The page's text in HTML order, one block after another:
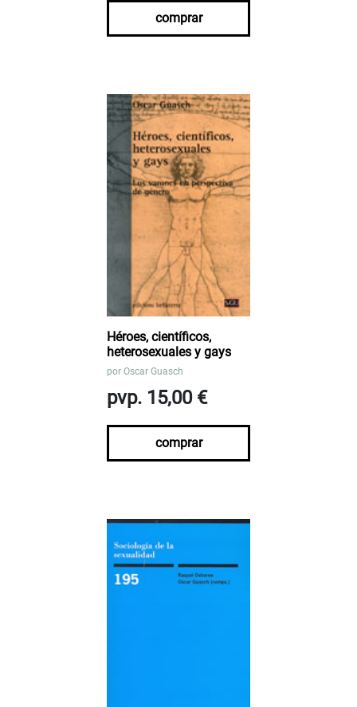
comprar
Héroes, científicos,
heterosexuales y gays
por Oscar Guasch
pvp. 15,00 €
comprar